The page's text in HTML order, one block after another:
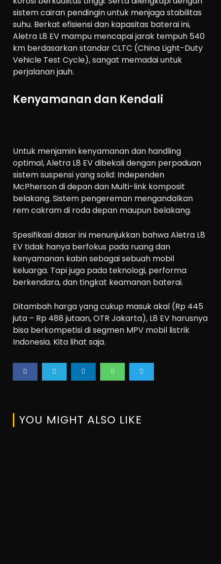
sistem cairan pendinginuntuk menjaga stabilitas
suhu. Berkat efisiensi dan kapasitas baterai ini,
Aletra L8 EV mampu mencapaijarak tempuh 540
km berdasarkan standar CLTC (China Light-Duty
Vehicle Test Cycle), sangat memadai untuk
perjalanan jauh.
Kenyamanan dan Kendali
Untuk menjamin kenyamanan dan handling
optimal, Aletra L8 EV dibekali dengan perpaduan
sistem suspensi yang solid: Independen
McPhersondi depan dan Multi-link komposit
belakang. Sistem pengereman mengandalkan
rem cakramdi roda depan maupun belakang.
Spesifikasi dasar ini menunjukkan bahwa Aletra L8
EV tidak hanya berfokus pada ruang dan
kenyamanan kabin sebagai sebuah mobil
keluarga. Tapi juga pada teknologi, performa
berkendara, dan tingkat keamanan baterai.
Ditambah harga yang cukup masuk akal (Rp 445
juta – Rp 488 jutaan, OTR Jakarta), L8 EV harusnya
bisa berkompetisi di segmen MPV mobil listrik
Indonesia. Kita lihat saja.
YOU MIGHT ALSO LIKE